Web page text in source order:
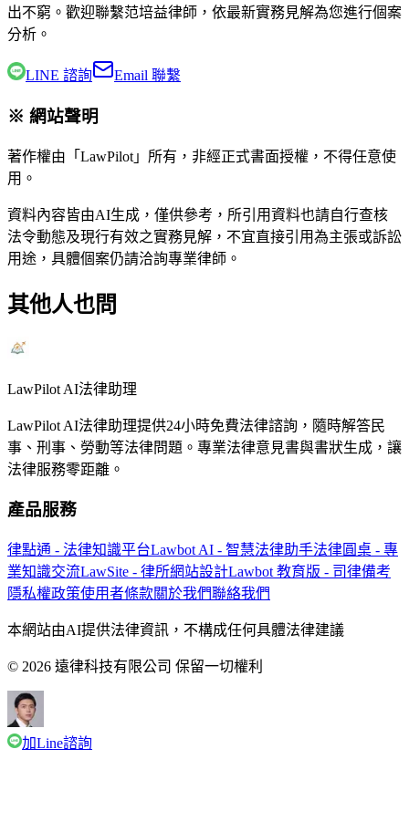
出不窮。歡迎聯繫范培益律師 ，依最新實務見解為您進行個案
分析。
LINE 諮詢 Email 聯繫
※ 網站聲明
著作權由「LawPilot」所有，非經正式書面授權，不得任意使
用。
資料內容皆由AI生成，僅供參考，所引用資料也請自行查核
法令動態及現行有效之實務見解，不宜直接引用為主張或訴訟
用途，具體個案仍請洽詢專業律師。
其他人也問
LawPilot AI法律助理
LawPilot AI法律助理提供24小時免費法律諮詢，隨時解答民
事、刑事、勞動等法律問題。專業法律意見書與書狀生成，讓
法律服務零距離。
產品服務
律點通 - 法律知識平台Lawbot AI - 智慧法律助手法律圓桌 - 專
業知識交流LawSite - 律所網站設計Lawbot 教育版 - 司律備考
隱私權政策使用者條款關於我們聯絡我們
本網站由AI提供法律資訊，不構成任何具體法律建議
© 2026 遠律科技有限公司 保留一切權利
加Line諮詢